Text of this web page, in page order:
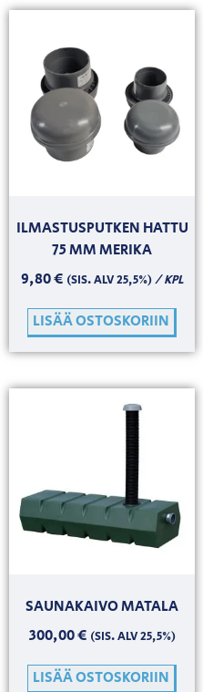
ILMASTUSPUTKEN HATTU
75 MM MERIKA
9,80€ (SIS. ALV 25,5%)/ KPL
LISÄÄ OSTOSKORIIN
SAUNAKAIVO MATALA
300,00€ (SIS. ALV 25,5%)
LISÄÄ OSTOSKORIIN